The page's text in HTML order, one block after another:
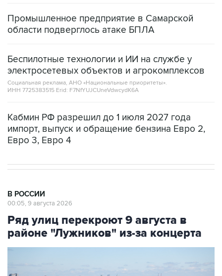
Промышленное предприятие в Самарской
области подверглось атаке БПЛА
Беспилотные технологии и ИИ на службе у
электросетевых объектов и агрокомплексов
Социальная реклама, АНО «Национальные приоритеты».
ИНН 7725383515 Erid: F7NfYUJCUneVdwcydK6A
Кабмин РФ разрешил до 1 июля 2027 года
импорт, выпуск и обращение бензина Евро 2,
Евро 3, Евро 4
В РОССИИ
00:05, 9 августа 2026
Ряд улиц перекроют 9 августа в
районе "Лужников" из-за концерта